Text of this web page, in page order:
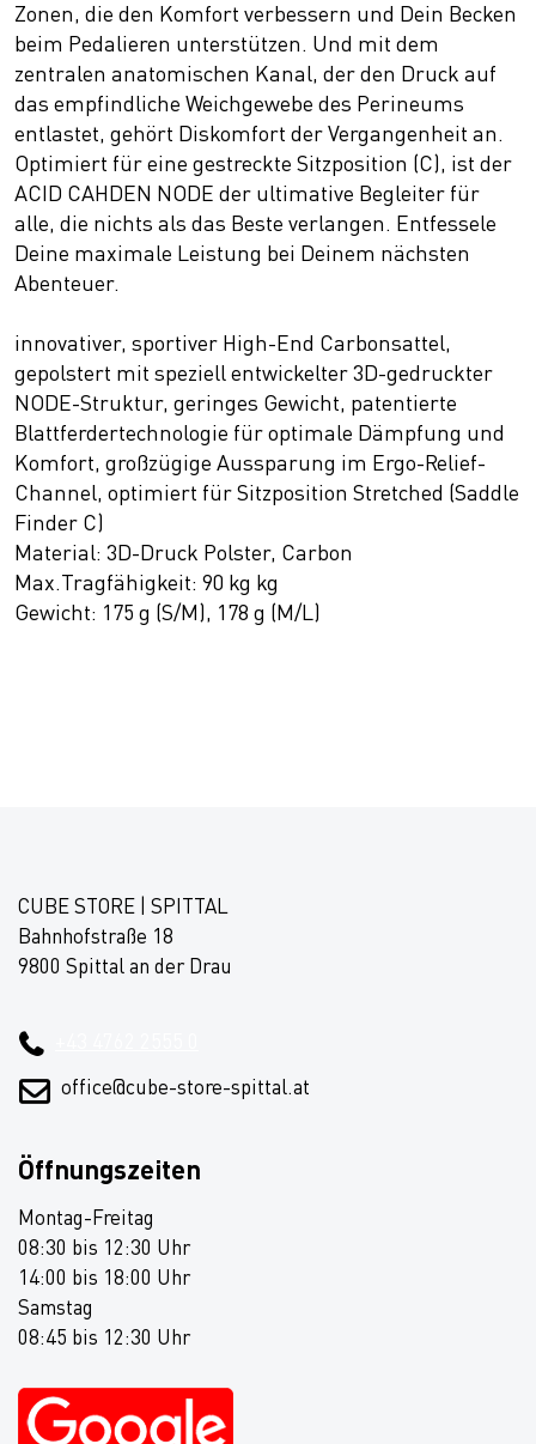
Zonen, die den Komfort verbessern und Dein Becken
beim Pedalieren unterstützen. Und mit dem
zentralen anatomischen Kanal, der den Druck auf
das empfindliche Weichgewebe des Perineums
entlastet, gehört Diskomfort der Vergangenheit an.
Optimiert für eine gestreckte Sitzposition (C), ist der
ACID CAHDEN NODE der ultimative Begleiter für
alle, die nichts als das Beste verlangen. Entfessele
Deine maximale Leistung bei Deinem nächsten
Abenteuer.
innovativer, sportiver High-End Carbonsattel,
gepolstert mit speziell entwickelter 3D-gedruckter
NODE-Struktur, geringes Gewicht, patentierte
Blattferdertechnologie für optimale Dämpfung und
Komfort, großzügige Aussparung im Ergo-Relief-
Channel, optimiert für Sitzposition Stretched (Saddle
Finder C)
Material: 3D-Druck Polster, Carbon
Max.Tragfähigkeit: 90 kg kg
Gewicht: 175 g (S/M), 178 g (M/L)
CUBE STORE | SPITTAL
Bahnhofstraße 18
9800 Spittal an der Drau
office@cube-store-spittal.at
Öffnungszeiten
Montag-Freitag
08:30 bis 12:30 Uhr
14:00 bis 18:00 Uhr
Samstag
08:45 bis 12:30 Uhr